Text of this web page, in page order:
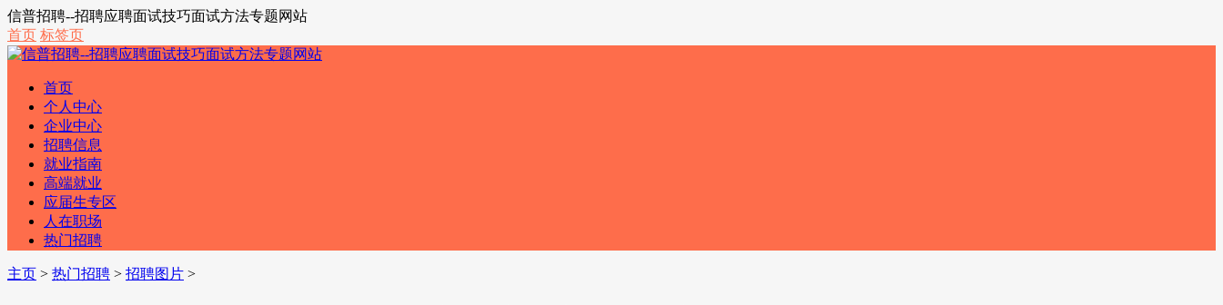
信普招聘--招聘应聘面试技巧面试方法专题网站
首页 标签页
首页
个人中心
企业中心
招聘信息
就业指南
高端就业
应届生专区
人在职场
热门招聘
主页 > 热门招聘 > 招聘图片 >